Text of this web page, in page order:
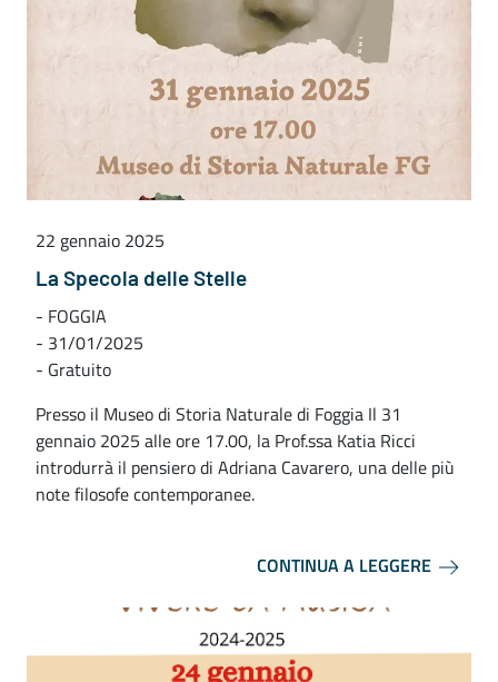
22 gennaio 2025
La Specola delle Stelle
- FOGGIA
- 31/01/2025
- Gratuito
Presso il Museo di Storia Naturale di Foggia Il 31
gennaio 2025 alle ore 17.00, la Prof.ssa Katia Ricci
introdurrà il pensiero di Adriana Cavarero, una delle più
note filosofe contemporanee.
CONTINUA A LEGGERE